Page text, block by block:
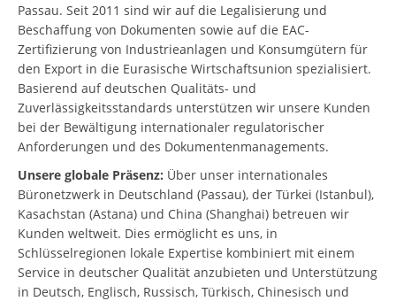
Passau. Seit 2011 sind wir auf die Legalisierung und
Beschaffung von Dokumenten sowie auf die EAC-
Zertifizierung von Industrieanlagen und Konsumgütern für
den Export in die Eurasische Wirtschaftsunion spezialisiert.
Basierend auf deutschen Qualitäts- und
Zuverlässigkeitsstandards unterstützen wir unsere Kunden
bei der Bewältigung internationaler regulatorischer
Anforderungen und des Dokumentenmanagements.
Unsere globale Präsenz: Über unser internationales
Büronetzwerk in Deutschland (Passau), der Türkei (Istanbul),
Kasachstan (Astana) und China (Shanghai) betreuen wir
Kunden weltweit. Dies ermöglicht es uns, in
Schlüsselregionen lokale Expertise kombiniert mit einem
Service in deutscher Qualität anzubieten und Unterstützung
in Deutsch, Englisch, Russisch, Türkisch, Chinesisch und